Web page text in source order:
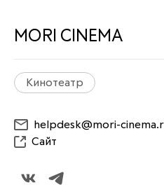
MORI CINEMA
Кинотеатр
helpdesk@mori-
Сайт